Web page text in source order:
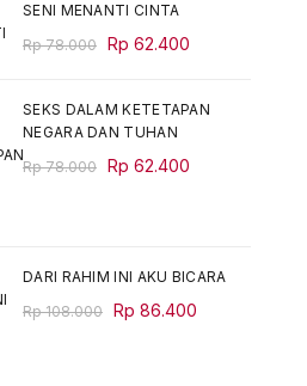
SENI MENANTI CINTA
Rp78.000 Original
Rp 78.000.
Rp 62.400
Rp 62.400.
SEKS DALAM KETETAPAN
NEGARA DAN TUHAN
Rp78.000 Original
Rp 62.400
DARI RAHIM INI AKU BICARA
Rp108.000 Original
Rp 86.400